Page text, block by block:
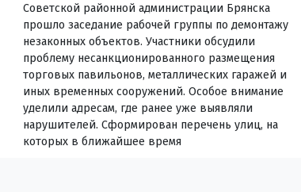
Советской районной администрации Брянска
прошло заседание рабочей группы по демонтажу
незаконных объектов. Участники обсудили
проблему несанкционированного размещения
торговых павильонов, металлических гаражей и
иных временных сооружений. Особое внимание
уделили адресам, где ранее уже выявляли
нарушителей. Сформирован перечень улиц, на
которых в ближайшее время